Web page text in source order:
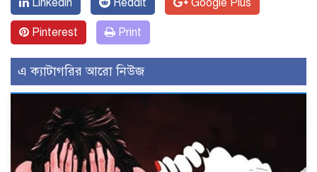
Linkedin Reddit Google Plus
Pinterest Print
এ ক্যাটাগরির আরো নিউজ